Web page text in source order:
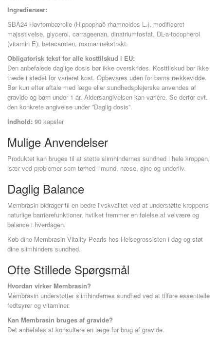
Ingredienser:
SBA24 Havtornbærolie (Hippophaë rhamnoides L.), modificeret
majsstivelse, glycerol, carrageenan, dinatriumfosfat, DL-a-tocopherol
(vitamin E), betacaroten, rosmarinekstrakt.
Obligatorisk tekst for alle kosttilskud i EU:
Den anbefalede daglige dosis bør ikke overskrides. Kosttilskud bør ikke
træde i stedet for varieret kost. Opbevares uden for børns rækkevidde.
Bør kun efter aftale med læge eller sundhedsplejerske anvendes af
gravide og børn under 1 år. Aldersangivelsen kan variere. Se derfor evt.
den konkrete angivelse under ”Daglig dosis”.
Indhold: 90 kapsler
Mulige Anvendelser
Produktet kan bruges til at støtte slimhindernes sundhed i hele kroppen,
især ved problemer som tørhed i mund, næse, øjne og underliv.
Daglig Balance
Membrasin bidrager til en bedre livskvalitet ved at understøtte kroppens
naturlige barrierefunktioner, hvilket fremmer en følelse af velvære og
balance i hverdagen.
Køb dine Membrasin Vitality Pearls hos Helsegrossisten i dag og støt
dine slimhinders sundhed.
Ofte Stillede Spørgsmål
Hvordan virker Membrasin?
Membrasin understøtter slimhindernes sundhed ved at tilføre essentielle
fedtsyrer og vitaminer.
Kan Membrasin bruges af gravide?
Det anbefales at konsultere en læge før brug af gravide.